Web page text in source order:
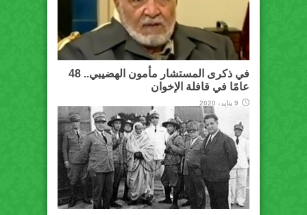
في ذكرى المستشار مأمون الهضيبي.. 48
عامًا في قافلة الإخوان
9 يناير، 2020